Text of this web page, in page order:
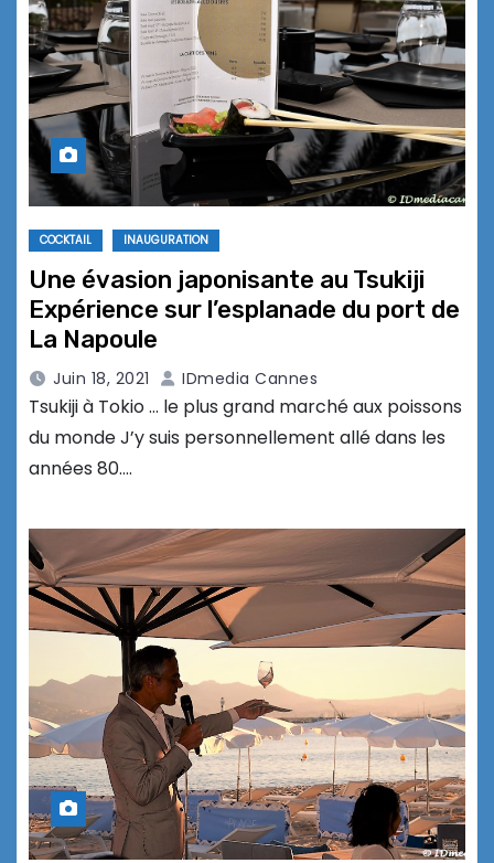
COCKTAIL INAUGURATION
Une évasion japonisante au Tsukiji
Expérience sur l’esplanade du port de
La Napoule
Juin 18, 2021 IDmedia Cannes
Tsukiji à Tokio … le plus grand marché aux poissons
du monde J’y suis personnellement allé dans les
années 80.…